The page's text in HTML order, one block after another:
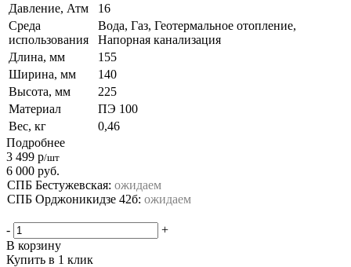
Давление, Атм
16
Среда
использования
Вода, Газ, Геотермальное отопление,
Напорная канализация
Длина, мм
155
Ширина, мм
140
Высота, мм
225
Материал
ПЭ 100
Вес, кг
0,46
Подробнее
3 499 р/шт
6 000 руб.
СПБ Бестужевская: ожидаем
СПБ Орджоникидзе 42б: ожидаем
-
+
В корзину
Купить в 1 клик